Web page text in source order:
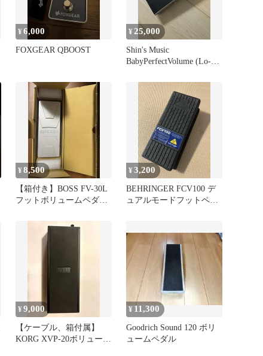
¥6,000
FOXGEAR QBOOST
¥ 25,000
Shin's Music
BabyPerfectVolume (Lo-
¥8,500
【箱付き】BOSS FV-30L
フットボリュームペダル
¥3,200
BEHRINGER FCV100 デ
ュアルモードフットペダ
¥9,000
【ケーブル、箱付属】
KORG XVP-20ボリューム
¥11,300
Goodrich Sound 120 ボリ
ュームペダル